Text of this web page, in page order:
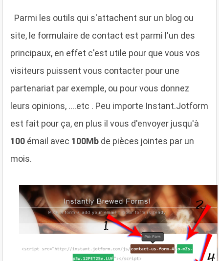
Parmi les outils qui s'attachent sur un blog ou
site, le formulaire de contact est parmi l'un des
principaux, en effet c'est utile pour que vous vos
visiteurs puissent vous contacter pour une
partenariat par exemple, ou pour vous donnez
leurs opinions, ....etc . Peu importe Instant.Jotform
est fait pour ça, en plus il vous d'envoyer jusqu'à
100 émail avec 100Mb de pièces jointes par un
mois.